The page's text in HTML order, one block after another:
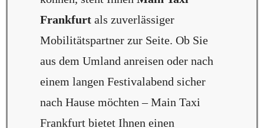
Frankfurt als zuverlässiger
Mobilitätspartner zur Seite. Ob Sie
aus dem Umland anreisen oder nach
einem langen Festivalabend sicher
nach Hause möchten – Main Taxi
Frankfurt bietet Ihnen einen